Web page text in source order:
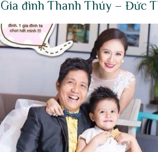
đình Thanh Thúy – Đức